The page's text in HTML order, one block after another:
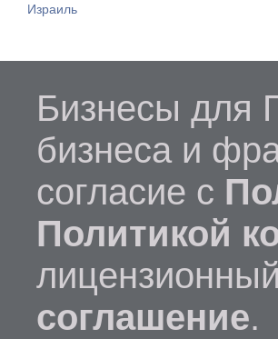
Израиль
Бизнесы для
бизнеса и
согласие с
Политикой
соглашение.